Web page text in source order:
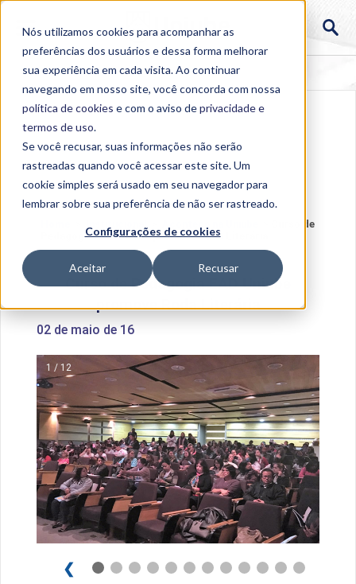
Nós utilizamos cookies para acompanhar as
preferências dos usuários e dessa forma melhorar
sua experiência em cada visita. Ao continuar
navegando em nosso site, você concorda com nossa
política de cookies e com o aviso deprivacidade e
termos de uso.
Se você recusar, suas informações não serão
rastreadas quando você acessar este site. Um
cookie simples será usado em seu navegador para
lembrar sobre sua preferência de não ser rastreado.
Configurações de cookies
Aceitar Recusar
Curso de
Pedagogia EAD Uniube promove Roda Literária
Curso de Pedagogia EAD Uniube
promove Roda Literária
02 de maio de 16
1 / 12
❮